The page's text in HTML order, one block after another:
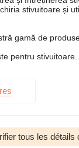
stivuitoare și
gamă de
pentru stivuitoare...
tous les